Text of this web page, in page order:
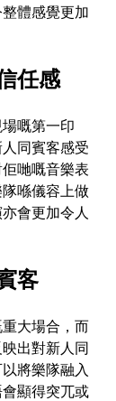
體感覺更加
任感
嘅第一印
同賓客感受
哋嘅音樂表
喺儀容上做
會更加令人
客
大場合，而
出對新人同
將樂隊融入
顯得突兀或